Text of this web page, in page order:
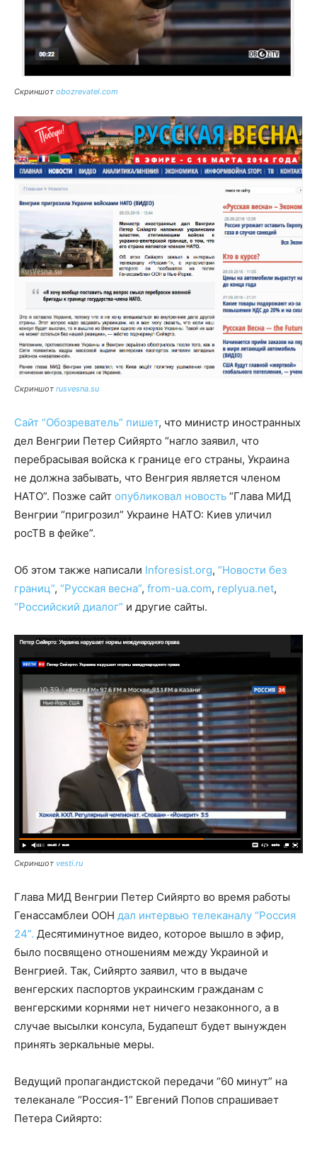
Скриншот obozrevatel.com
Скриншот rusvesna.su
Сайт “Обозреватель” пишет, что министр иностранных
дел Венгрии Петер Сийярто “нагло заявил, что
перебрасывая войска к границе его страны, Украина
не должна забывать, что Венгрия является членом
НАТО”. Позже сайт опубликовал новость “Глава МИД
Венгрии “пригрозил” Украине НАТО: Киев уличил
росТВ в фейке”.
Об этом также написали Inforesist.org, “Новости без
границ”, “Русская весна”, from-ua.com, replyua.net,
“Российский диалог” и другие сайты.
Скриншот vesti.ru
Глава МИД Венгрии Петер Сийярто во время работы
Генассамблеи ООН дал интервью телеканалу “Россия
24”. Десятиминутное видео, которое вышло в эфир,
было посвящено отношениям между Украиной и
Венгрией. Так, Сийярто заявил, что в выдаче
венгерских паспортов украинским гражданам с
венгерскими корнями нет ничего незаконного, а в
случае высылки консула, Будапешт будет вынужден
принять зеркальные меры.
Ведущий пропагандистской передачи “60 минут” на
телеканале “Россия-1” Евгений Попов спрашивает
Петера Сийярто: